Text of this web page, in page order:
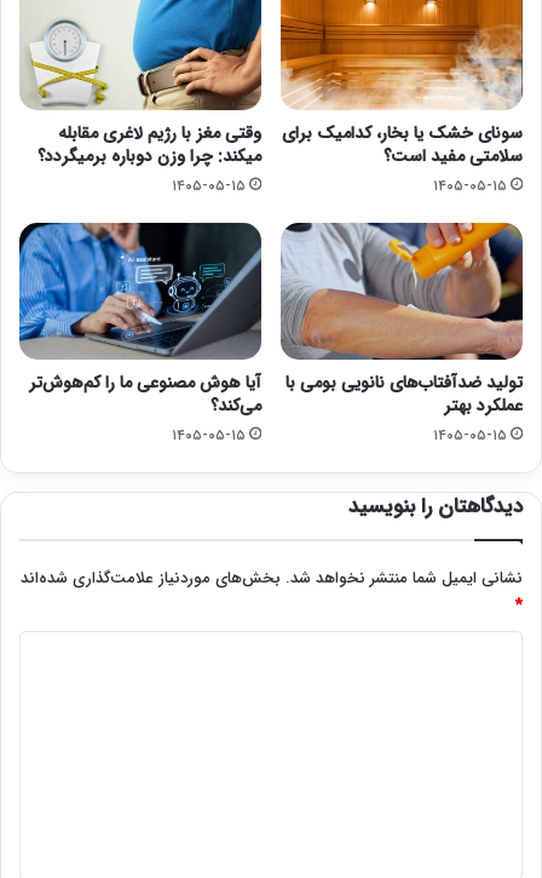
سونای خشک یا بخار، کدامیک برای
سلامتی مفید است؟
۱۴۰۵-۰۵-۱۵
وقتی مغز با رژیم لاغری مقابله
میکند: چرا وزن دوباره برمیگردد؟
۱۴۰۵-۰۵-۱۵
تولید ضدآفتاب‌های نانویی بومی با
عملکرد بهتر
۱۴۰۵-۰۵-۱۵
آیا هوش مصنوعی ما را کم‌هوش‌تر
می‌کند؟
۱۴۰۵-۰۵-۱۵
دیدگاهتان را بنویسید
نشانی ایمیل شما منتشر نخواهد شد. بخش‌های موردنیاز علامت‌گذاری شده‌اند
*